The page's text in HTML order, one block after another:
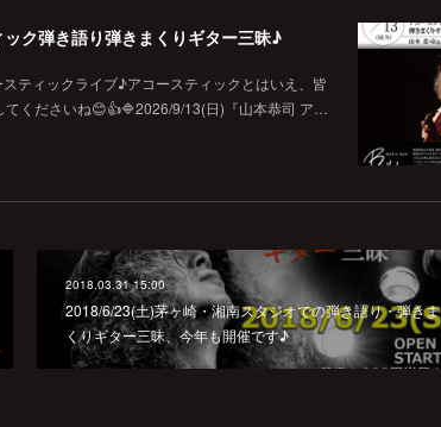
ク弾き語り弾きまくりギター三昧♪
ティックライブ♪アコースティックとはいえ、皆
くださいね😊👍🔷2026/9/13(日)『山本恭司 ア…
2018.03.31 15:00
2018/6/23(土)茅ヶ崎・湘南スタジオでの弾き語り・弾きま
くりギター三昧、今年も開催です♪